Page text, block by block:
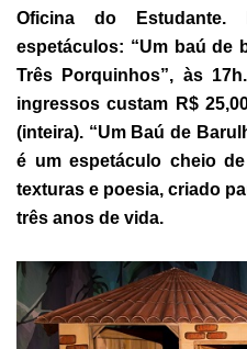
Oficina do
espetáculos: “Um baú de
Três Porquinhos”, às
ingressos custam R$
(inteira). “Um Baú de
é um espetáculo cheio
texturas e poesia, criado
três anos de vida.